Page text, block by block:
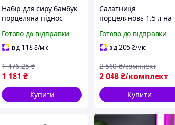
Набір для сиру бамбук
порцеляна піднос
піали блюдо для сиру
сирний посуд нарізка
Готово до відправки
від 118₴/міс
1 181 ₴
1 476.25 ₴
Купити
Салатниця
порцелянова 1.5 л на
глибока тарілка для
салату великий
Гладкий Біла
Готово до відправки
від205₴/міс
2 048₴/комплект
2 560 ₴/комплект
Купити